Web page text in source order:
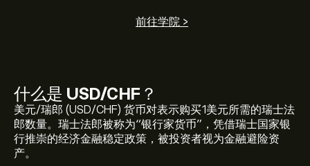
什么是 USD/CHF ？
美元/瑞郎 (USD/CHF) 货币对表示购买1美元所需的瑞士法
郎数量。瑞士法郎被称为“银行家货币”，凭借瑞士国家银
行推崇的经济金融稳定政策，被投资者视为金融避险资
产。
前往学院 >
USDCHF 当前价格为 ‎CHF‎0.80807 美元
USD/CHF 历史最高价为 ‎CHF‎1.17319 美元